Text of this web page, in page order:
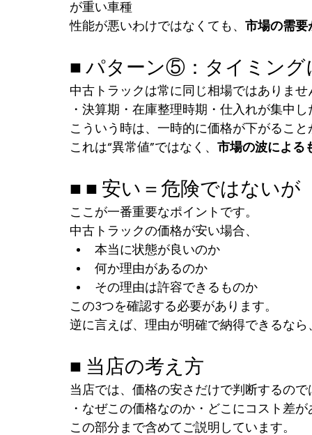
が重い車種
性能が悪いわけではなくても、 市場の需要
■ パターン⑤：タイミング
中古トラックは常に同じ相場ではありませ
・決算期・在庫整理時期・仕入れが集中
こういう時は、一時的に価格が下がること
これは“異常値”ではなく、 市場の波による
■ ■ 安い＝危険ではないが
ここが一番重要なポイントです。
中古トラックの価格が安い場合、
本当に状態が良いのか
何か理由があるのか
その理由は許容できるものか
この3つを確認する必要があります。
逆に言えば、理由が明確で納得できるな
■ 当店の考え方
当店では、価格の安さだけで判断するので
・なぜこの価格なのか・どこにコスト差
この部分まで含めてご説明しています。